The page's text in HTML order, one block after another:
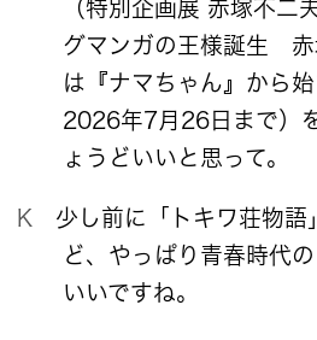
（特別企画展 赤塚不二
グマンガの王様誕生 赤
は『ナマちゃん』から
2026年7月26日まで）
ょうどいいと思って。
K 少し前に「トキワ荘物語」も紹介しましたけ
ど、やっぱり青春時代
いいですね。